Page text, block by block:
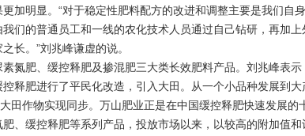
加明显。“对于稳定性肥料配方的改进和调整主要是我们自
们的普通员工和一线的农化技术人员通过自己钻研，再加上
长。”刘兆峰谦虚的说。
肥、缓控释肥及掺混肥三大类长效肥料产品。刘兆峰表示
释肥进行了平民化改造，引入大田。从一个小品种发展到大
田作物实现同步。万山肥业正是在中国缓控释肥快速发展的
、缓控释肥等系列产品，投放市场以来，以较高的附加值和